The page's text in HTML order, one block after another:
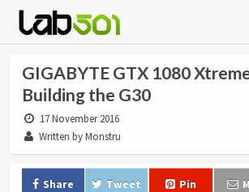
GIGABYTE GTX 1080
Building the G30
17 November 2016
Written by Monstru
Share Tweet Pin